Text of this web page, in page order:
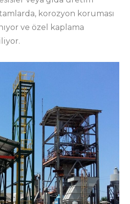
korozyon koruması
ve özel kaplama